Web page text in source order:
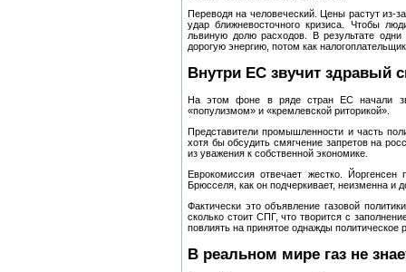
Переводя на человеческий. Цены растут
удар ближневосточного кризиса. Чтобы
львиную долю расходов. В результате
дорогую энергию, потом как
Внутри ЕС звучит здравый
На этом фоне в ряде стран ЕС начали
«популизмом» и «кремлевской риторикой».
Представители промышленности и часть
хотя бы обсудить смягчение запретов на
из уважения к собственной экономике.
Еврокомиссия отвечает жестко.
Брюсселя, как он подчеркивает, неизменна и
Фактически это объявление газовой
сколько стоит СПГ, что творится с
повлиять на принятое однажды политическое
В реальном мире газ не